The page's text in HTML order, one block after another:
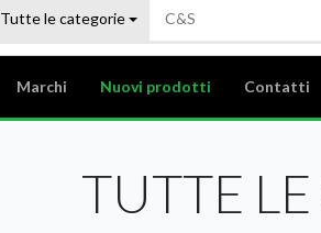
Tutte le categorie
Marchi Nuovi prodotti Contatti
TUTTE